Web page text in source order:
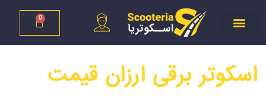
0
اسکوتر برقی ارزان قیمت